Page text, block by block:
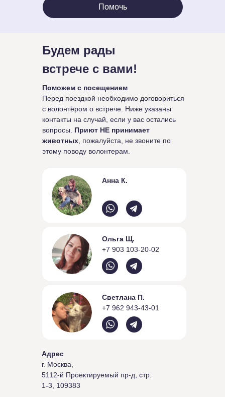
Помочь
Будем рады
встрече с вами!
Адрес
г. Москва,
5112-й Проектируемый пр-д, стр.
1-3, 109383
Поможем с посещением
Перед поездкой необходимо договориться
с волонтёром о встрече. Ниже указаны
контакты на случай, если у вас остались
вопросы. Приют НЕ принимает
животных , пожалуйста, не звоните по
этому поводу волонтерам.
Анна К.
Светлана П.
+7 962 943-43-01
Ольга Щ.
+7 903 103-20-02